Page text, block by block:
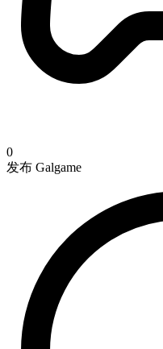
0
发布 Galgame